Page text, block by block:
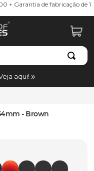
+ Garantia de fabricação de 1
aqui!
- Brown